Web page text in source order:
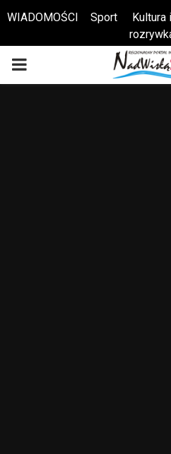
Otwórz pasek narzędzi
WIADOMOŚCI Sport
Kultura i
PRIMARY